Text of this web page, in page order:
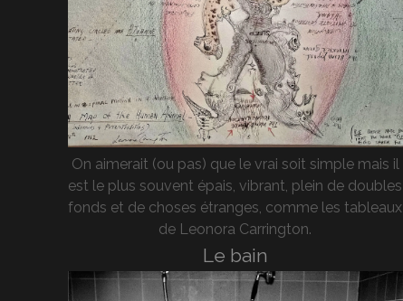
On aimerait (ou pas) que le vrai soit simple mais il
est le plus souvent épais, vibrant, plein de doubles
fonds et de choses étranges, comme les tableaux
de Leonora Carrington.
Le bain